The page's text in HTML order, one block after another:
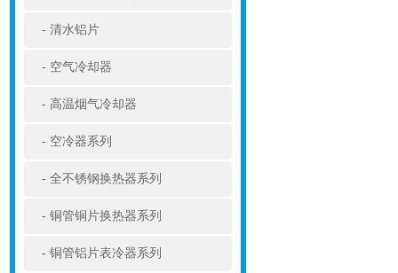
清水铝片
空气冷却器
高温烟气冷却器
空冷器系列
全不锈钢换热器系列
铜管铜片换热器系列
铜管铝片表冷器系列